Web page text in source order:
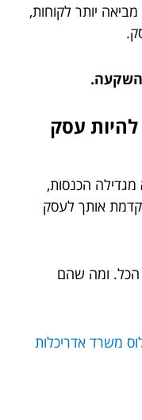
יותר לקוחות,
השקעה.
להיות עסק
מגדילה הכנסות,
אותך לעסק
הכל. ומה שהם
משרד אדריכלות